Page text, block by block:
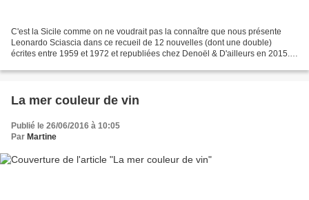
C'est la Sicile comme on ne voudrait pas la connaître que nous présente
Leonardo Sciascia dans ce recueil de 12 nouvelles (dont une double)
écrites entre 1959 et 1972 et republiées chez Denoël & D'ailleurs en 2015.
La mer couleur de vin
Publié le 26/06/2016 à 10:05
Par Martine